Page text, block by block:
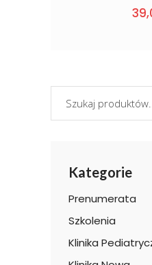
Kategorie
Prenumerata
Szkolenia
Klinika